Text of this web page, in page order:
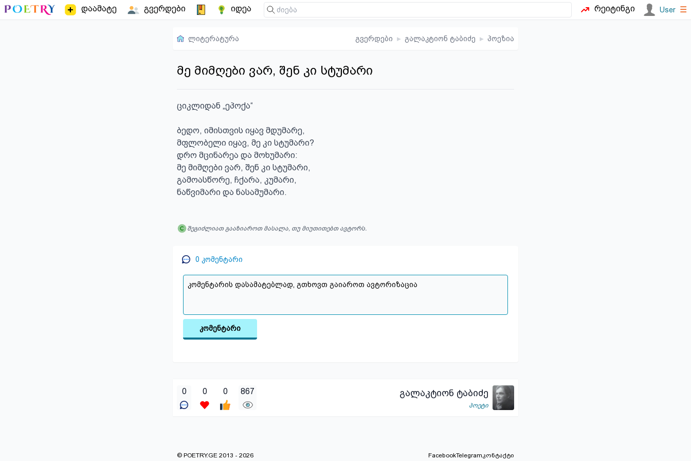
დაამატე გვერდები იდეა რეიტინგი User ☰
ლიტერატურა გვერდები ▸ გალაკტიონ ტაბიძე ▸ პოეზია
მე მიმღები ვარ, შენ კი სტუმარი
ციკლიდან „ეპოქა“
ბედო, იმისთვის იყავ მდუმარე,
მფლობელი იყავ, მე კი სტუმარი?
დრო მცინარეა და მოხუმარი:
მე მიმღები ვარ, შენ კი სტუმარი,
გამოასწორე, ჩქარა, კუმარი,
ნაწვიმარი და ნასამუმარი.
შეგიძლიათ გააზიაროთ მასალა, თუ მიუთითებთ ავტორს.
0 კომენტარი
კომენტარი
0 0 0 867 გალაკტიონ ტაბიძე
პოეტი
© POETRY.GE 2013 - 2026 FacebookTelegramკონტაქტი